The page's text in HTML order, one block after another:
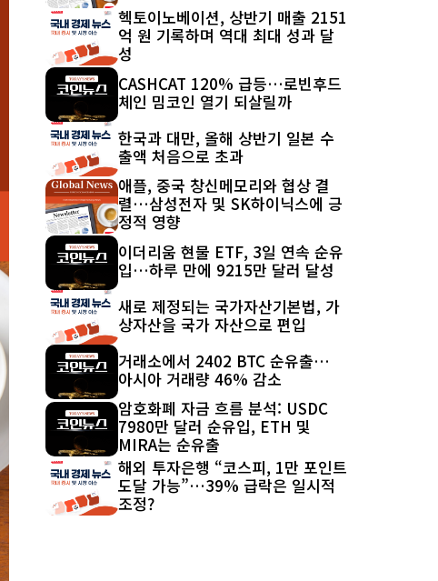
헥토이노베이션, 상반기 매출 2151
억 원 기록하며 역대 최대 성과 달
성
CASHCAT 120% 급등…로빈후드
체인 밈코인 열기 되살릴까
한국과 대만, 올해 상반기 일본 수
출액 처음으로 초과
애플, 중국 창신메모리와 협상 결
렬…삼성전자 및 SK하이닉스에 긍
정적 영향
이더리움 현물 ETF, 3일 연속 순유
입…하루 만에 9215만 달러 달성
새로 제정되는 국가자산기본법, 가
상자산을 국가 자산으로 편입
거래소에서 2402 BTC 순유출…
아시아 거래량 46% 감소
암호화폐 자금 흐름 분석: USDC
7980만 달러 순유입, ETH 및
MIRA는 순유출
해외 투자은행 “코스피, 1만 포인트
도달 가능”…39% 급락은 일시적
조정?